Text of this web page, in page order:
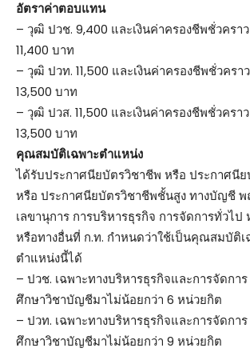
อัตราค่าตอบแทน
– วุฒิ ปวช. 9,400 และเงินค่าครองชีพชั่วครา
11,400 บาท
– วุฒิ ปวท. 11,500 และเงินค่าครองชีพชั่วครา
13,500 บาท
– วุฒิ ปวส. 11,500 และเงินค่าครองชีพชั่วครา
13,500 บาท
คุณสมบัติเฉพาะตำแหน่ง
ได้รับประกาศนียบัตรวิชาชีพ หรือ ประกาศนี
หรือ ประกาศนียบัตรวิชาชีพชั้นสูง ทางบัญชี
เลขานุการ การบริหารธุรกิจ การจัดการทั่วไป
หรือทางอื่นที่ ก.ท. กำหนดว่าใช้เป็นคุณสมบัติเ
ตำแหน่งนี้ได้
– ปวช. เฉพาะทางบริหารธุรกิจและการจัดกา
ศึกษาวิชาบัญชีมาไม่น้อยกว่า 6 หน่วยกิต
– ปวท. เฉพาะทางบริหารธุรกิจและการจัดกา
ศึกษาวิชาบัญชีมาไม่น้อยกว่า 9 หน่วยกิต